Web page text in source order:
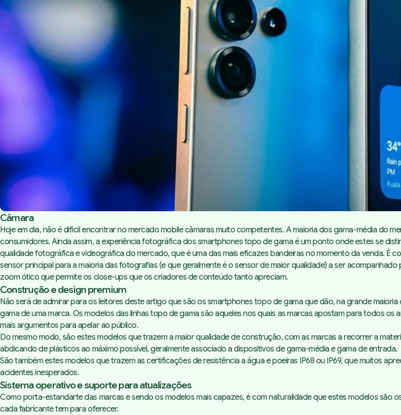
Câmara
Hoje em dia, não é dificil encontrar no mercado mobile câmaras muito competentes. A maioria dos gama-média do
consumidores. Ainda assim, a experiência fotográfica dos smartphones topo de gama é um ponto onde estes se
qualidade fotográfica e videográfica do mercado, que é uma das mais eficazes bandeiras no momento da venda. É
sensor principal para a maioria das fotografias (e que geralmente é o sensor de maior qualidade) a ser
zoom ótico que permite os close-ups que os criadores de conteúdo tanto apreciam.
Construção e design premium
Não será de admirar para os leitores deste artigo que são os smartphones topo de gama que dão, na grande
gama de uma marca. Os modelos das linhas topo de gama são aqueles nos quais as marcas apostam para todos os
mais argumentos para apelar ao público.
Do mesmo modo, são estes modelos que trazem a maior qualidade de construção, com as marcas a recorrer a
abdicando de plásticos ao máximo possível, geralmente associado a dispositivos de gama-média e gama de entrada.
São também estes modelos que trazem as certificações de resistência a água e poeiras IP68 ou IP69, que muitos
acidentes inesperados.
Sistema operativo e suporte para atualizações
Como porta-estandarte das marcas e sendo os modelos mais capazes, é com naturalidade que estes modelos são
cada fabricante tem para oferecer.